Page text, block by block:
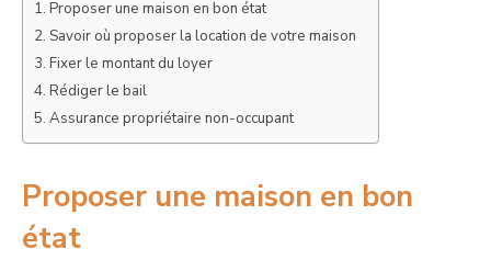
Proposer une maison en bon état
Savoir où proposer la location de votre maison
Fixer le montant du loyer
Rédiger le bail
Assurance propriétaire non-occupant
Proposer une maison en bon
état